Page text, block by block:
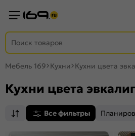
Мебель 169 Кухни Кухни цвета
Кухни цвета
Все фильтры